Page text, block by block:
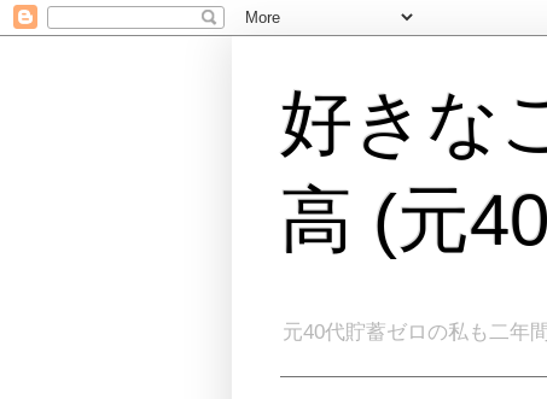
好きな
高 (元
元40代貯蓄ゼロの私も二年